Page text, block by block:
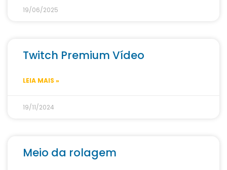
19/06/2025
Twitch Premium Vídeo
LEIA MAIS »
19/11/2024
Meio da rolagem